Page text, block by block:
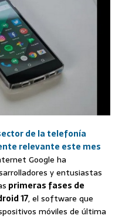
de la telefonía
relevante este mes
Google ha
y entusiastas
primeras fases de
17, el software que
móviles de última